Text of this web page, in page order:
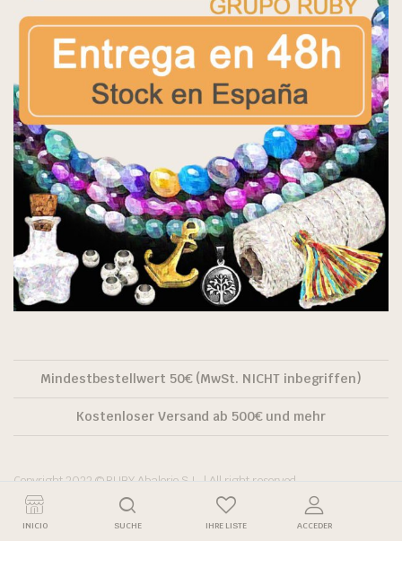
Mindestbestellwert 50€ (MwSt. NICHT inbegriffen)
Kostenloser Versand ab 500€ und mehr
Copyright 2022 © RUBY Abalorio S.L. | All right reserved.
INICIO SUCHE IHRE LISTE ACCEDER